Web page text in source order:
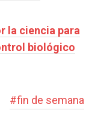
la ciencia para
biológico
#fin de semana